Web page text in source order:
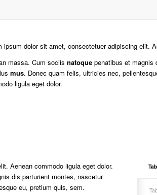
ipsum dolor sit amet, consectetuer adipiscing elit.
massa. Cum sociis natoquepenatibus et magnis
mus. Donec quam felis, ultricies nec,
ligula eget dolor.
Aenean commodo ligula eget dolor.
dis parturient montes, nascetur
eu, pretium quis, sem.